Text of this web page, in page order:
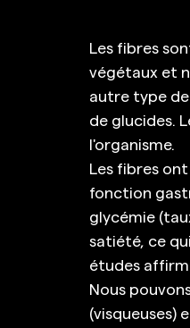
Les fibres
végétaux et
autre type
de glucides.
l'organisme.
Les fibres
fonction
glycémie
satiété, ce
études
Nous
(visqueuses)